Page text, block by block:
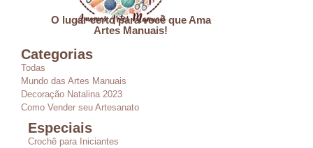
O lugar certo para você que Ama
Artes Manuais!
Categorias
Todas
Mundo das Artes Manuais
Decoração Natalina 2023
Como Vender seu Artesanato
Especiais
Crochê para Iniciantes